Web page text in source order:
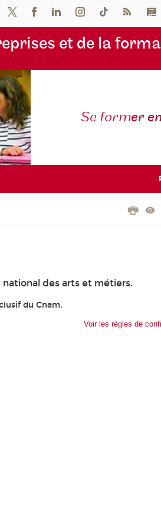
et de la
Se former
des arts et métiers.
du Cnam.
Voir les règles de